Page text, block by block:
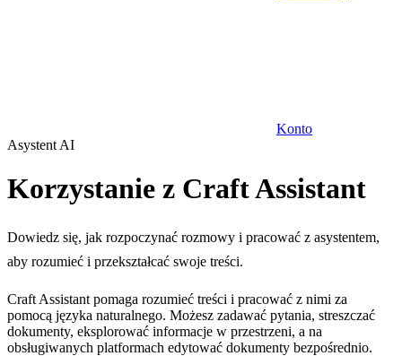
Konto
Asystent AI
Korzystanie z Craft Assistant
Dowiedz się, jak rozpoczynać rozmowy i pracować z asystentem,
aby rozumieć i przekształcać swoje treści.
Craft Assistant pomaga rozumieć treści i pracować z nimi za
pomocą języka naturalnego. Możesz zadawać pytania, streszczać
dokumenty, eksplorować informacje w przestrzeni, a na
obsługiwanych platformach edytować dokumenty bezpośrednio.